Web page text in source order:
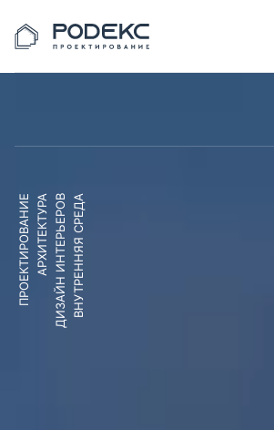
ПРОЕКТИРОВАНИЕАРХИТЕКТУРАДИЗАЙН ИНТЕРЬЕРОВВНУТРЕННЯЯ СРЕДА